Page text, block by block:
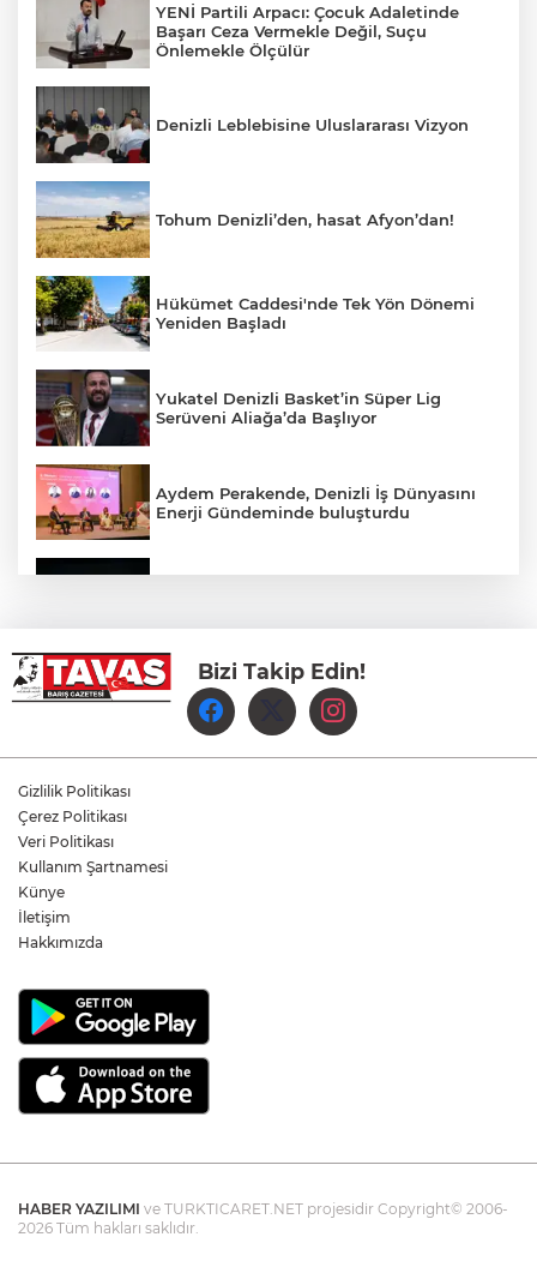
YENİ Partili Arpacı: Çocuk Adaletinde
Başarı Ceza Vermekle Değil, Suçu
Önlemekle Ölçülür
Denizli Leblebisine Uluslararası Vizyon
Tohum Denizli’den, hasat Afyon’dan!
Hükümet Caddesi'nde Tek Yön Dönemi
Yeniden Başladı
Yukatel Denizli Basket’in Süper Lig
Serüveni Aliağa’da Başlıyor
Aydem Perakende, Denizli İş Dünyasını
Enerji Gündeminde buluşturdu
Denizli Büyükşehir Belediyespor Kadın
Voleybol Takımı yeni sezon hazırlıklarına
başladı
Yukatel Denizli Basket, Egemen Güven
Öğretmen Eyüp Özkan, Hayat Öykülerini
Bizi Takip Edin!
Gizlilik Politikası
Çerez Politikası
Veri Politikası
Kullanım Şartnamesi
Künye
İletişim
Hakkımızda
HABER YAZILIMI ve TURKTICARET.NET projesidir Copyright© 2006-
2026 Tüm hakları saklıdır.